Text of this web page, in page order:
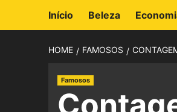
Início Beleza
HOME FAMOSOS
Famosos